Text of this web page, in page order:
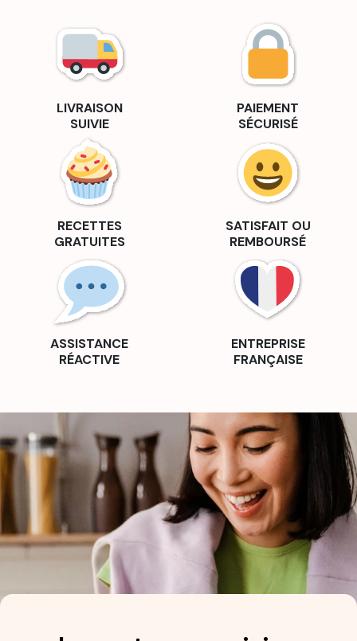
LIVRAISON
SUIVIE
PAIEMENT
SÉCURISÉ
RECETTES
GRATUITES
SATISFAIT OU
REMBOURSÉ
ASSISTANCE
RÉACTIVE
ENTREPRISE
FRANÇAISE